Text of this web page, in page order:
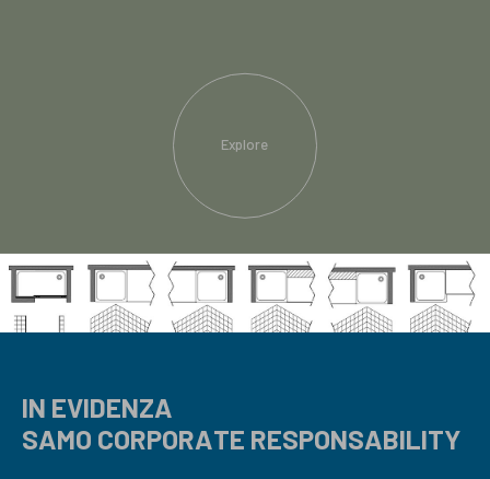
Explore
IN EVIDENZA
SAMO CORPORATE RESPONSABILITY